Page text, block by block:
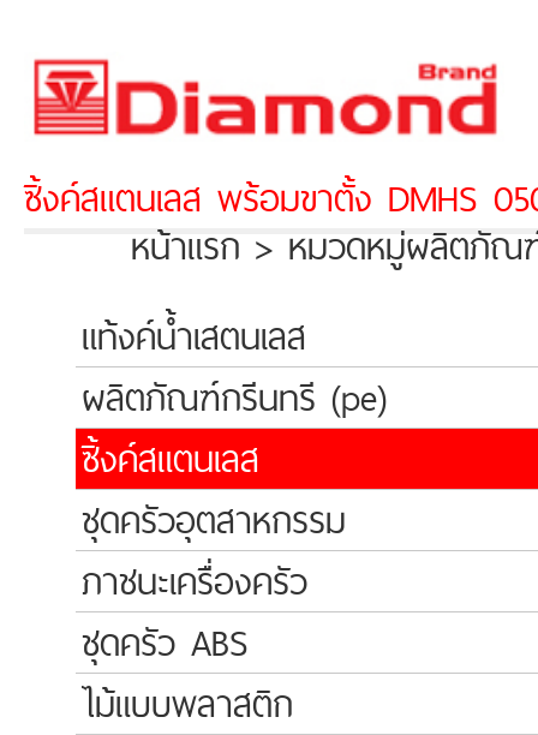
ซิ้งค์สแตนเลส พร้อมขาตั้ง DMHS
หน้าแรก > หมวดหมู่ผลิตภัณ
แท้งค์น้ำเสตนเลส
ผลิตภัณฑ์กรีนทรี (pe)
ซิ้งค์สแตนเลส
ชุดครัวอุตสาหกรรม
ภาชนะเครื่องครัว
ชุดครัว ABS
ไม้แบบพลาสติก